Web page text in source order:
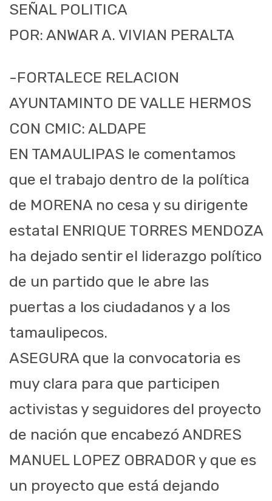
SEÑAL POLITICA
POR: ANWAR A. VIVIAN PERALTA
-FORTALECE RELACION
AYUNTAMINTO DE VALLE HERMOS
CON CMIC: ALDAPE
EN TAMAULIPAS le comentamos
que el trabajo dentro de la política
de MORENA no cesa y su dirigente
estatal ENRIQUE TORRES MENDOZA
ha dejado sentir el liderazgo político
de un partido que le abre las
puertas a los ciudadanos y a los
tamaulipecos.
ASEGURA que la convocatoria es
muy clara para que participen
activistas y seguidores del proyecto
de nación que encabezó ANDRES
MANUEL LOPEZ OBRADOR y que es
un proyecto que está dejando